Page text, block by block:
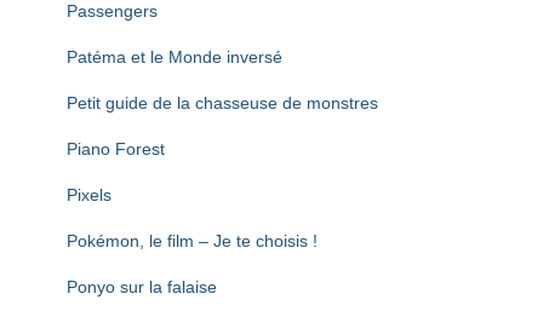
Passengers
Patéma et le Monde inversé
Petit guide de la chasseuse de monstres
Piano Forest
Pixels
Pokémon, le film – Je te choisis !
Ponyo sur la falaise